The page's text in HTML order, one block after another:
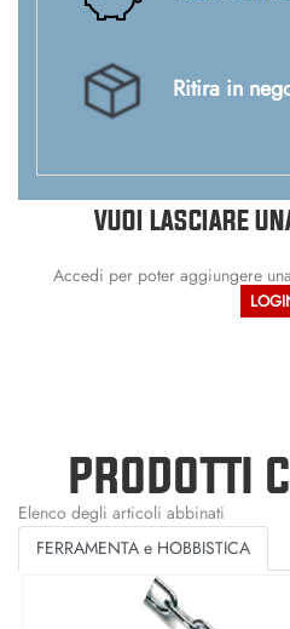
Ritira in
VUOI LASCIARE
Accedi per poter aggiungere
PRODOTTI
Elenco degli articoli abbinati
FERRAMENTA e HOBBISTICA